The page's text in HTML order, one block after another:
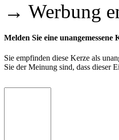
→ Werbung
Melden Sie eine unangemessene
Sie empfinden diese Kerze als
Sie der Meinung sind, dass dieser